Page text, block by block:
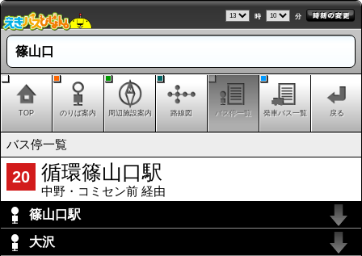
時 分
篠山口
TOP のりば案内 周辺施設案内 路線図 バス停一覧 発車バス一覧 戻る
バス停一覧
20 循環篠山口駅
中野・コミセン前 経由
篠山口駅
大沢